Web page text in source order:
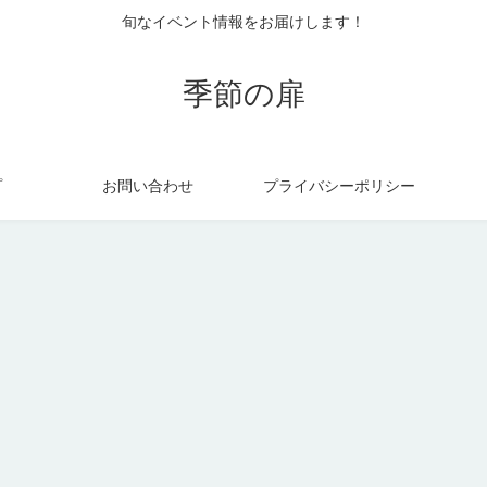
旬なイベント情報をお届けします！
季節の扉
お問い合わせ プライバシーポリシー